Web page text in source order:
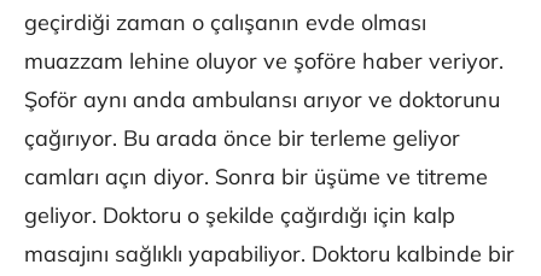
geçirdiği zaman o çalışanın evde olması
muazzam lehine oluyor ve şoföre haber veriyor.
Şoför aynı anda ambulansı arıyor ve doktorunu
çağırıyor. Bu arada önce bir terleme geliyor
camları açın diyor. Sonra bir üşüme ve titreme
geliyor. Doktoru o şekilde çağırdığı için kalp
masajını sağlıklı yapabiliyor. Doktoru kalbinde bir